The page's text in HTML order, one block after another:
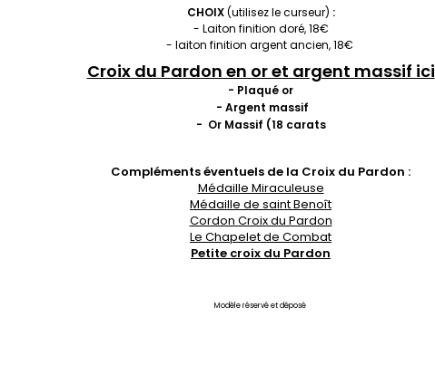
CHOIX(utilisez le curseur) :
- Laiton finition doré, 18€
- laiton finition argent ancien, 18€
Croix du Pardon en or et argent massif ici
- Plaqué or
- Argent massif
- Or Massif (18 carats
Compléments éventuels de la Croix du Pardon :
Médaille Miraculeuse
Médaille de saint Benoît
Cordon Croix du Pardon
Le Chapelet de Combat
Petite croix du Pardon
Modèle réservé et déposé